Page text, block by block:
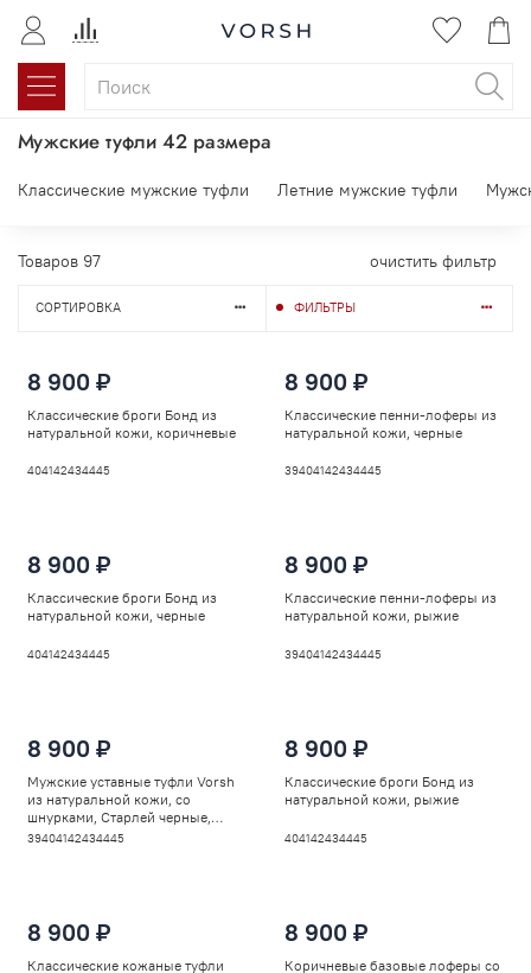
Мужские туфли 42 размера
Классические мужские туфли Летние мужские туфли
Товаров 97 очистить фильтр
СОРТИРОВКА ФИЛЬТРЫ
8 900 ₽
Классические броги Бонд из
натуральной кожи, коричневые
404142434445
8 900 ₽
Классические пенни-лоферы из
натуральной кожи, черные
39404142434445
8 900 ₽
Классические броги Бонд из
натуральной кожи, черные
404142434445
8 900 ₽
Классические пенни-лоферы из
натуральной кожи, рыжие
39404142434445
8 900 ₽
Мужские уставные туфли Vorsh
из натуральной кожи, со
шнурками, Старлей черные,
V5930
39404142434445
8 900 ₽
Классические броги Бонд из
натуральной кожи, рыжие
404142434445
8 900 ₽
Классические кожаные туфли
8 900 ₽
Коричневые базовые лоферы со